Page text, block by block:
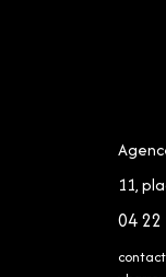
11,
04